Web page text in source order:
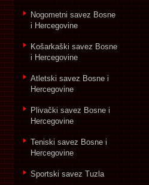
Nogometni savez Bosne
i Hercegovine
Košarkaški savez Bosne
i Hercegovine
Atletski savez Bosne i
Hercegovine
Plivački savez Bosne i
Hercegovine
Teniski savez Bosne i
Hercegovine
Sportski savez Tuzla